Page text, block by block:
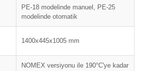
PE-18 modelinde manuel, PE-25
modelinde otomatik
1400x445x1005 mm
NOMEX versiyonu ile 190°C'ye kadar